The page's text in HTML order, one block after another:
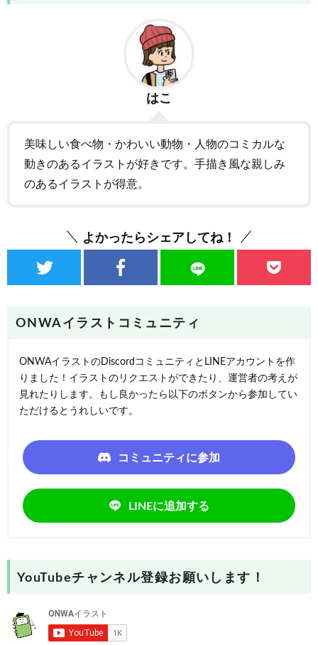
はこ
美味しい食べ物・かわいい動物・人物のコミカルな
動きのあるイラストが好きです。手描き風な親しみ
のあるイラストが得意。
よかったらシェアしてね！
ONWAイラストコミュニティ
ONWAイラストのDiscordコミュニティとLINEアカウントを作
りました！イラストのリクエストができたり、運営者の考えが
見れたりします。もし良かったら以下のボタンから参加してい
ただけるとうれしいです。
コミュニティに参加
LINEに追加する
YouTubeチャンネル登録お願いします！